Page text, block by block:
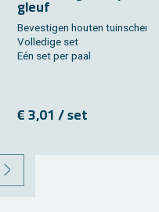
gleuf
Be­ves­ti­gen hou­ten tuin­scherm
Vol­le­di­ge set
Eén set per paal
€ 3,01 / set
VOLGENDE